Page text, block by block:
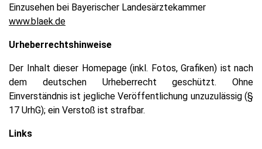
Einzusehen bei Bayerischer Landesärztekammer
www.blaek.de
Urheberrechtshinweise
Der Inhalt dieser Homepage (inkl. Fotos, Grafiken) ist nach
dem deutschen Urheberrecht geschützt. Ohne
Einverständnis ist jegliche Veröffentlichung unzuzulässig (§
17 UrhG); ein Verstoß ist strafbar.
Links